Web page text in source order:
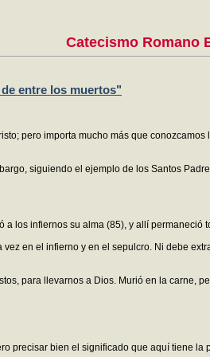
Catecismo Romano
entre los muertos"
pero importa mucho más que
siguiendo el ejemplo de los Santos
los infiernos su alma (85), y allí
en el infierno y en el sepulcro. Ni debe
para llevarnos a Dios. Murió en la carne,
precisar bien el significado que aquí tiene la